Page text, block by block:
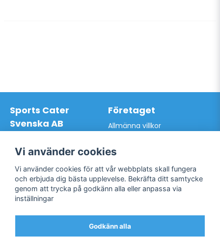
Sports Cater
Svenska AB
Org.nr: 559024-7762
Mail:info@sportscater.se
Företaget
Allmänna villkor
Bli kund / Logga in
Support
Allmänna villkor
Facebook
Twitter
Vi använder cookies
Vi använder cookies för att vår webbplats skall fungera
och erbjuda dig bästa upplevelse. Bekräfta ditt samtycke
genom att trycka på godkänn alla eller anpassa via
inställningar
Godkänn alla